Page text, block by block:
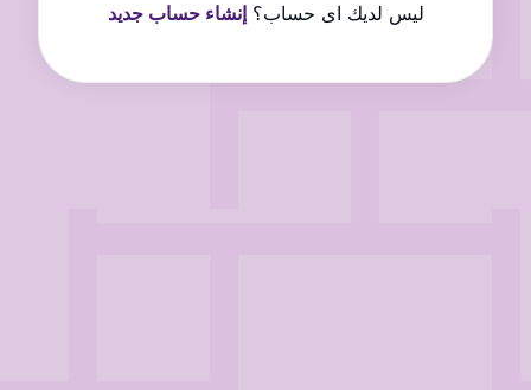
ليس لديك اى حساب؟إنشاء حساب جديد